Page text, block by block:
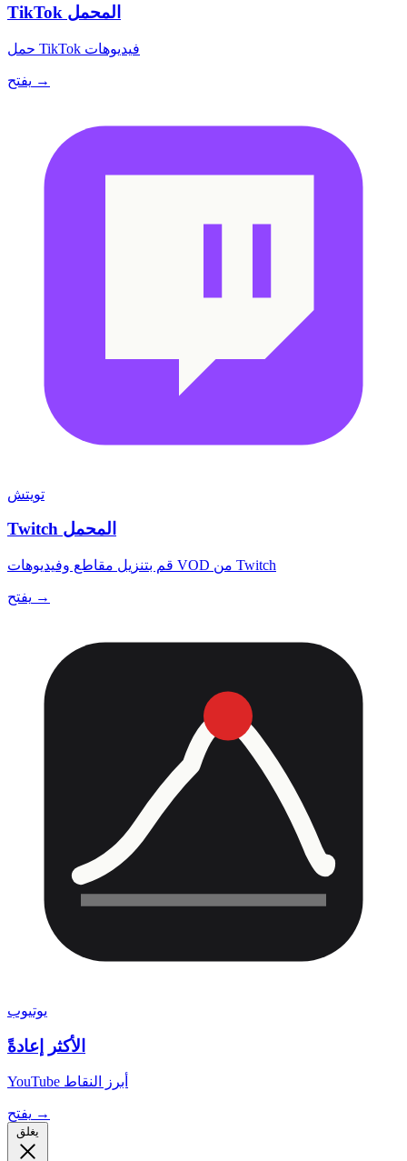
TikTok المحمل
حمل TikTok فيديوهات
يفتح →
تويتش
Twitch المحمل
قم بتنزيل مقاطع وفيديوهات VOD من Twitch
يفتح →
يوتيوب
الأكثر إعادةً
YouTube أبرز النقاط
يفتح →
يغلق